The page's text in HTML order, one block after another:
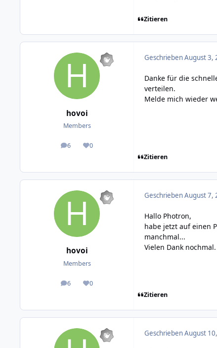
Zitieren
hovoi
Members
6
posts 0
Reputation
GeschriebenAugust 3,
Danke für die
verteilen.
Melde mich wieder
Zitieren
hovoi
Members
6
posts 0
Reputation
GeschriebenAugust 7,
Hallo Photron,
habe jetzt auf einen
manchmal...
Vielen Dank nochmal.
Zitieren
GeschriebenAugust